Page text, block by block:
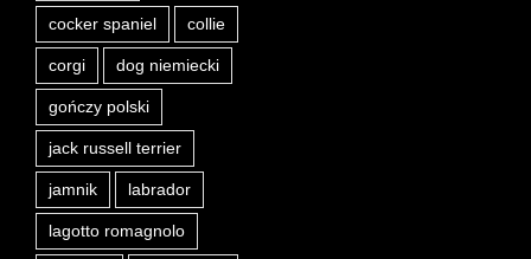
cocker spaniel collie
corgi dog niemiecki
gończy polski
jack russell terrier
jamnik labrador
lagotto romagnolo